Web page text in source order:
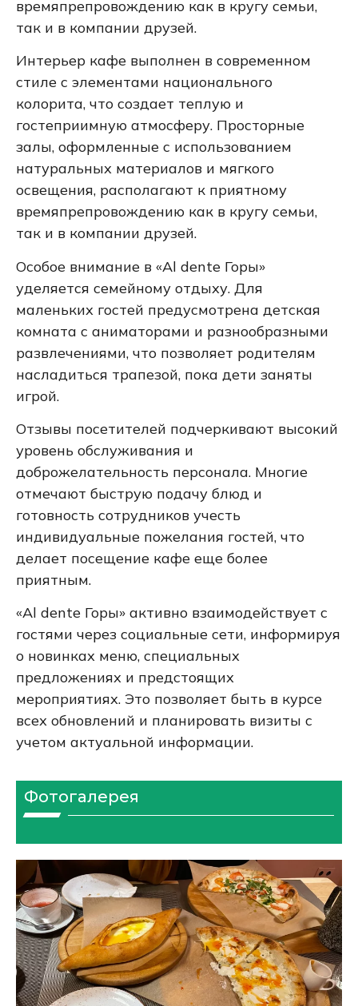
времяпрепровождению как в кругу семьи,
так и в компании друзей.
Интерьер кафе выполнен в современном
стиле с элементами национального
колорита, что создает теплую и
гостеприимную атмосферу. Просторные
залы, оформленные с использованием
натуральных материалов и мягкого
освещения, располагают к приятному
времяпрепровождению как в кругу семьи,
так и в компании друзей.
Особое внимание в «Al dente Горы»
уделяется семейному отдыху. Для
маленьких гостей предусмотрена детская
комната с аниматорами и разнообразными
развлечениями, что позволяет родителям
насладиться трапезой, пока дети заняты
игрой.
Отзывы посетителей подчеркивают высокий
уровень обслуживания и
доброжелательность персонала. Многие
отмечают быструю подачу блюд и
готовность сотрудников учесть
индивидуальные пожелания гостей, что
делает посещение кафе еще более
приятным.
«Al dente Горы» активно взаимодействует с
гостями через социальные сети, информируя
о новинках меню, специальных
предложениях и предстоящих
мероприятиях. Это позволяет быть в курсе
всех обновлений и планировать визиты с
учетом актуальной информации.
Фотогалерея